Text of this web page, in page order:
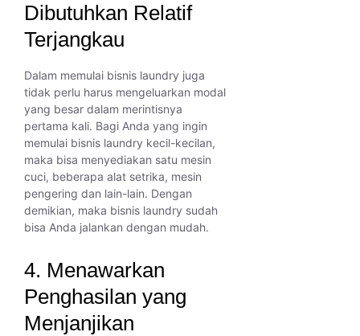
Dibutuhkan Relatif
Terjangkau
Dalam memulai bisnis laundry juga
tidak perlu harus mengeluarkan modal
yang besar dalam merintisnya
pertama kali. Bagi Anda yang ingin
memulai bisnis laundry kecil-kecilan,
maka bisa menyediakan satu mesin
cuci, beberapa alat setrika, mesin
pengering dan lain-lain. Dengan
demikian, maka bisnis laundry sudah
bisa Anda jalankan dengan mudah.
4. Menawarkan
Penghasilan yang
Menjanjikan